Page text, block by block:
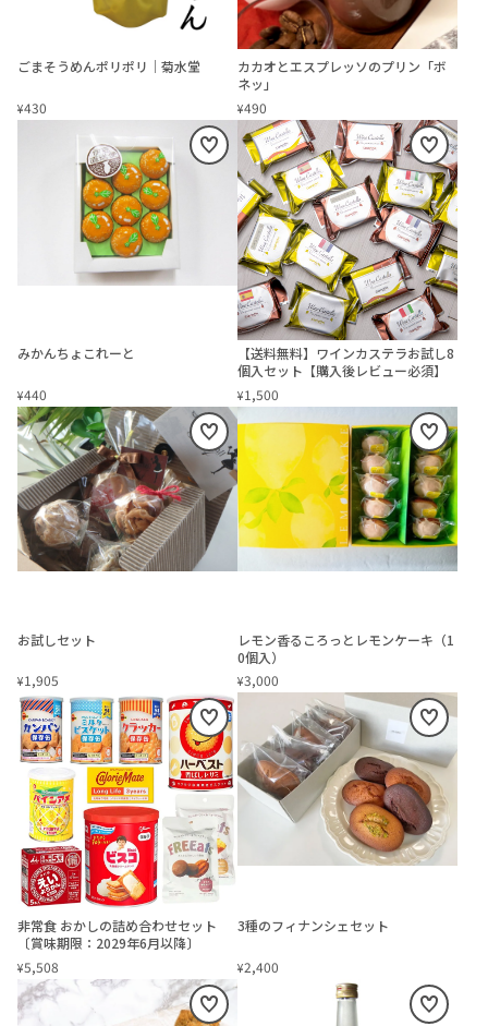
ごまそうめんポリポリ｜菊水堂
¥430
カカオとエスプレッソのプリン「ボ
ネッ」
¥490
みかんちょこれーと
¥440
【送料無料】ワインカステラお試し8
個入セット【購入後レビュー必須】
¥1,500
お試しセット
¥1,905
レモン香るころっとレモンケーキ（1
0個入）
¥3,000
非常食 おかしの詰め合わせセット
〔賞味期限：2029年6月以降〕
¥5,508
3種のフィナンシェセット
¥2,400